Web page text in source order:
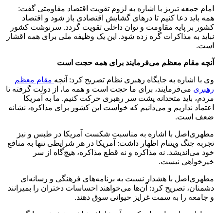
امام جمعه تبریز با اشاره به لزوم تقویت اقتصاد مقاومتی گفت:
همه باید دعا کنیم تا درهای گشایش اقتصادی باز شود و اقتصاد
کشور بر پایه مقاومت و توان داخلی تقویت گردد. سرنوشت کشور
نباید به مذاکرات گره زده شود. این یک وظیفه ملی برای همه اقشار
است.
آنچه مقام معظم می‌فرمایند برای همه حجت است
وی با اشاره به جایگاه رهبری نظام تصریح کرد: آنچه مقام معظم
رهبری می‌فرمایند، برای ما حجت است و همه ما، از دولت گرفته تا
مردم، باید متحدانه پشت سر رهبری حرکت کنیم. ما به آمریکا
اعتماد نداریم و می‌دانیم که خواست این کشور برای مذاکره، نشانه
ضعف است.
مطهری‌اصل با اشاره به مناسبت شکست آمریکا در طبس و نیز
تجربه جنگ ویتنام اظهار داشت: آمریکا در هر شرایطی تنها به منافع
خود می‌اندیشد. نه مذاکره و نه قطع مذاکره، هیچ‌گاه از سر
خیرخواهی نیست.
مطهری‌اصل با هشدار نسبت به برنامه‌های فرهنگی و رسانه‌ای
دشمنان، تصریح کرد: آن‌ها می‌خواهند احساسات دختران را بمیرانند
و جامعه را به سمت غرایز حیوانی سوق دهند.